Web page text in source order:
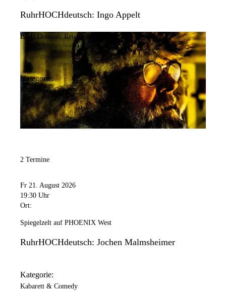
RuhrHOCHdeutsch: Ingo Appelt
Bild: Dominic Reichenbach
Kategorie:
Kabarett & Comedy
2 Termine
Fr 21. August 2026
19:30 Uhr
Ort:
Spiegelzelt auf PHOENIX West
RuhrHOCHdeutsch: Jochen Malmsheimer
Kategorie:
Kabarett & Comedy